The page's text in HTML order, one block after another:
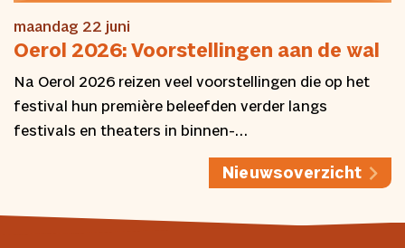
maandag 22 juni
Oerol 2026: Voorstellingen aan de wal
Na Oerol 2026 reizen veel voorstellingen die op het
festival hun première beleefden verder langs
festivals en theaters in binnen-…
Nieuwsoverzicht